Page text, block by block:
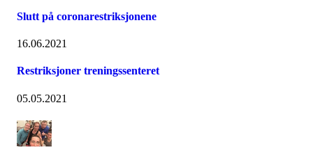
Slutt på coronarestriksjonene
16.06.2021
Restriksjoner treningssenteret
05.05.2021